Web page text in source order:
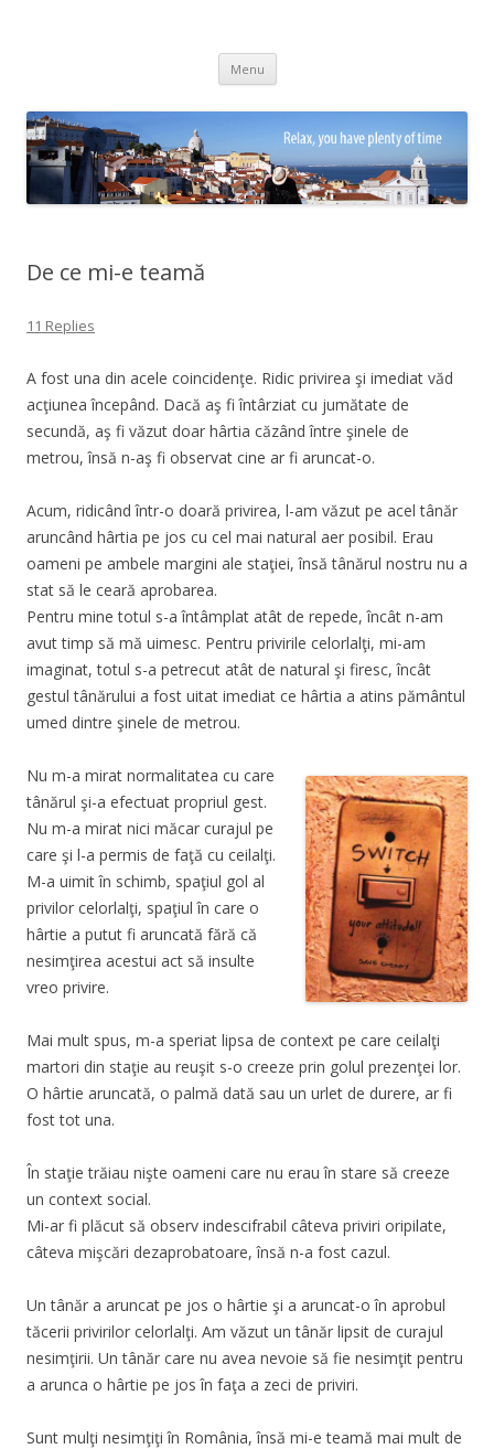
Menu Skip
content
De ce mi-e teamă
11 Replies
A fost una din acele coincidenţe. Ridic privirea şi imediat văd
acţiunea începând. Dacă aş fi întârziat cu jumătate de
secundă, aş fi văzut doar hârtia căzând între şinele de
metrou, însă n-aş fi observat cine ar fi aruncat-o.
Acum, ridicând într-o doară privirea, l-am văzut pe acel tânăr
aruncând hârtia pe jos cu cel mai natural aer posibil. Erau
oameni pe ambele margini ale staţiei, însă tânărul nostru nu a
stat să le ceară aprobarea.
Pentru mine totul s-a întâmplat atât de repede, încât n-am
avut timp să mă uimesc. Pentru privirile celorlalţi, mi-am
imaginat, totul s-a petrecut atât de natural şi firesc, încât
gestul tânărului a fost uitat imediat ce hârtia a atins pământul
umed dintre şinele de metrou.
Nu m-a mirat normalitatea cu care
tânărul şi-a efectuat propriul gest.
Nu m-a mirat nici măcar curajul pe
care şi l-a permis de faţă cu ceilalţi.
M-a uimit în schimb, spaţiul gol al
privilor celorlalţi, spaţiul în care o
hârtie a putut fi aruncată fără că
nesimţirea acestui act să insulte
vreo privire.
Mai mult spus, m-a speriat lipsa de context pe care ceilalţi
martori din staţie au reuşit s-o creeze prin golul prezenţei lor.
O hârtie aruncată, o palmă dată sau un urlet de durere, ar fi
fost tot una.
În staţie trăiau nişte oameni care nu erau în stare să creeze
un context social.
Mi-ar fi plăcut să observ indescifrabil câteva priviri oripilate,
câteva mişcări dezaprobatoare, însă n-a fost cazul.
Un tânăr a aruncat pe jos o hârtie şi a aruncat-o în aprobul
tăcerii privirilor celorlalţi. Am văzut un tânăr lipsit de curajul
nesimţirii. Un tânăr care nu avea nevoie să fie nesimţit pentru
a arunca o hârtie pe jos în faţa a zeci de priviri.
Sunt mulţi nesimţiţi în România, însă mi-e teamă mai mult de